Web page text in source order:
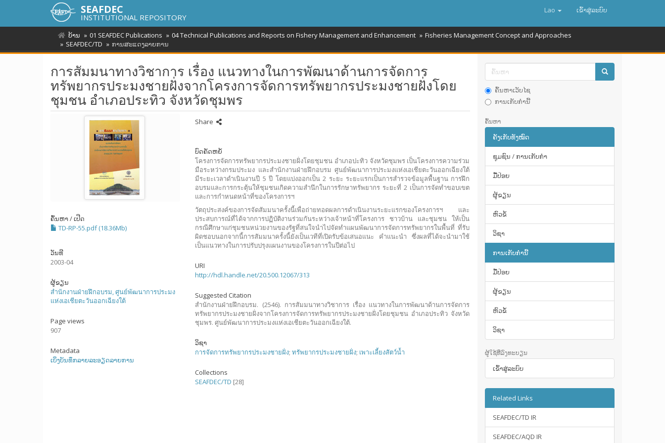
SEAFDEC
INSTITUTIONAL REPOSITORY
Lao ເຂົ້າ​ສູ່​ລະ​ບົບ
ບ້ານ 01 SEAFDEC Publications 04 Technical Publications and Reports on Fishery Management and Enhancement
Fisheries Management Concept and Approaches
SEAFDEC/TD
ການສະແດງລາຍການ
การสัมมนาทางวิชาการ เรื่อง แนวทางในการพัฒนาด้านการจัดการ
ทรัพยากรประมงชายฝั่งจากโครงการจัดการทรัพยากรประมงชายฝั่งโดย
ชุมชน อำเภอประทิว จังหวัดชุมพร
ຄົ້ນຫາ / ເປີດ
TD-RP-55.pdf (18.36Mb)
ວັນທີ
2003-04
ຜູ້ຂຽນ
สำนักงานฝ่ายฝึกอบรม, ศูนย์พัฒนาการประมง
แห่งเอเชียตะวันออกเฉียงใต้
Page views
907
Metadata
ເບິ່ງບັນທຶກລາຍລະອຽດລາຍການ
Share
ບົດຄັດຫຍໍ້
โครงการจัดการทรัพยากรประมงชายฝั่งโดยชุมชน อำเภอปะทิว จังหวัดชุมพร เป็นโครงการความร่วม
มือระหว่างกรมประมง และสำนักงานฝ่ายฝึกอบรม ศูนย์พัฒนาการประมงแห่งเอเชียตะวันออกเฉียงใต้
มีระยะเวลาดำเนินงานปี 5 ปี โดยแบ่งออกเป็น 2 ระยะ ระยะแรกเป็นการสำรวจข้อมูลพื้นฐาน การฝึก
อบรมและการกระตุ้นให้ชุมชนเกิดความสำนึกในการรักษาทรัพยากร ระยะที่ 2 เป็นการจัดทำขอบเขต
และการกำหนดหน้าที่ของโครงการฯ
วัตถุประสงค์ของการจัดสัมมนาครั้งนี้เพื่อถ่ายทอดผลการดำเนินงานระยะแรกของโครงการฯ และ
ประสบการณ์ที่ได้จากการปฏิบัติงานร่วมกันระหว่างเจ้าหน้าที่โครงการ ชาวบ้าน และชุมชน ให้เป็น
กรณีศึกษาแก่ชุมชนหน่วยงานของรัฐที่สนใจนำไปจัดทำแผนพัฒนาการจัดการทรัพยากรในพื้นที่ ที่รับ
ผิดชอบนอกจากนี้การสัมมนาครั้งนี้ยังเป็นเวทีที่เปิดรับข้อเสนอแนะ คำแนะนำ ซึ่งผลที่ได้จะนำมาใช้
เป็นแนวทางในการปรับปรุงแผนงานของโครงการในปีต่อไป
URI
http://hdl.handle.net/20.500.12067/313
Suggested Citation
สำนักงานฝ่ายฝึกอบรม. (2546). การสัมมนาทางวิชาการ เรื่อง แนวทางในการพัฒนาด้านการจัดการ
ทรัพยากรประมงชายฝั่งจากโครงการจัดการทรัพยากรประมงชายฝั่งโดยชุมชน อำเภอประทิว จังหวัด
ชุมพร. ศูนย์พัฒนาการประมงแห่งเอเชียตะวันออกเฉียงใต้.
ວິຊາ
การจัดการทรัพยากรประมงชายฝั่ง;ทรัพยากรประมงชายฝั่ง; เพาะเลี้ยงสัตว์น้ำ
Collections
SEAFDEC/TD [28]
ຄົ້ນຫາເວັບໄຊ
ການເກັບກໍານີ້
ຄົ້ນຫາ
ຄັງເກັບທັງໝົດ
ຊຸມຊົນ / ການເກັບກໍາ
ມື້​ປ່ອຍ
ຜູ້ຂຽນ
ຫົວຂໍ້
ວິຊາ
ການເກັບກໍານີ້
ມື້​ປ່ອຍ
ຜູ້ຂຽນ
ຫົວຂໍ້
ວິຊາ
ຜູ້ໃຊ້ທີ່ລົງທະບຽນ
ເຂົ້າ​ສູ່​ລະ​ບົບ
Related Links
SEAFDEC/TD IR
SEAFDEC/AQD IR